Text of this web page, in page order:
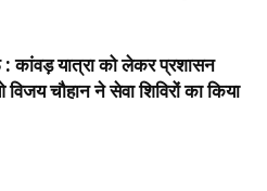
: कांवड़ यात्रा को लेकर प्रशासन
चौहान ने सेवा शिविरों का किया